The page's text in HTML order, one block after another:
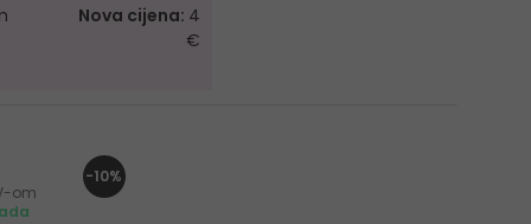
Nova cijena: 4
€
om
-10%